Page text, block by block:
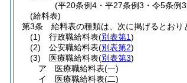
(平20条例4・平27条例3・令5条例
(給料表)
第3条
給料表の種類は、次に掲げるとおり
(1)
行政職給料表(別表第1)
(2)
公安職給料表(別表第2)
(3)
医療職給料表(別表第3)
ア
医療職給料表(一)
イ
医療職給料表(二)